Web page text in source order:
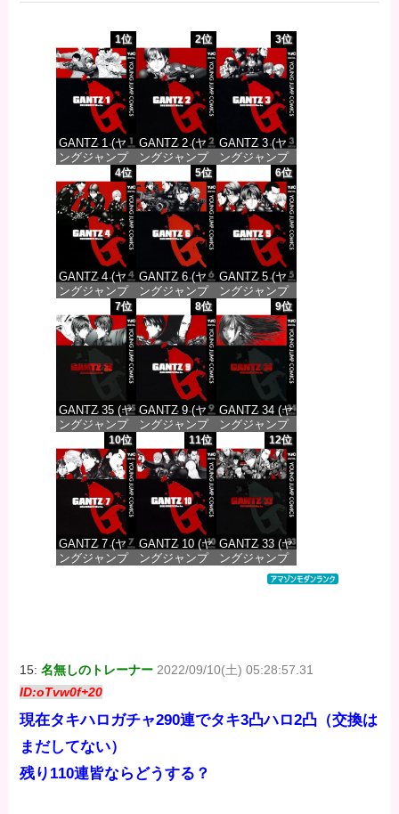
1位
GANTZ 1 (ヤ
ングジャンプ
コミックス
DIGITAL)
価格：¥100
2位
GANTZ 2 (ヤ
ングジャンプ
コミックス
DIGITAL)
価格：¥100
3位
GANTZ 3 (ヤ
ングジャンプ
コミックス
DIGITAL)
価格：¥100
4位
GANTZ 4 (ヤ
ングジャンプ
コミックス
DIGITAL)
価格：¥100
5位
GANTZ 6 (ヤ
ングジャンプ
コミックス
DIGITAL)
価格：¥100
6位
GANTZ 5 (ヤ
ングジャンプ
コミックス
DIGITAL)
価格：¥100
7位
GANTZ 35 (ヤ
ングジャンプ
コミックス
DIGITAL)
価格：¥100
8位
GANTZ 9 (ヤ
ングジャンプ
コミックス
DIGITAL)
価格：¥100
9位
GANTZ 34 (ヤ
ングジャンプ
コミックス
DIGITAL)
価格：¥100
10位
GANTZ 7 (ヤ
ングジャンプ
11位
GANTZ 10 (ヤ
ングジャンプ
12位
GANTZ 33 (ヤ
ングジャンプ
コミックス
15:名無しのトレーナー 2022/09/10(土) 05:28:57.31
ID:oTvw0f+20
現在タキハロガチャ290連でタキ3凸ハロ2凸（交換は
まだしてない）
残り110連皆ならどうする？